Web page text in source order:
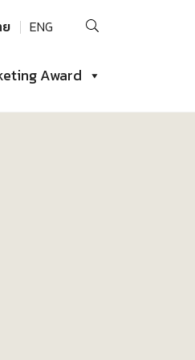
ย ENG
ค้นหา
Award